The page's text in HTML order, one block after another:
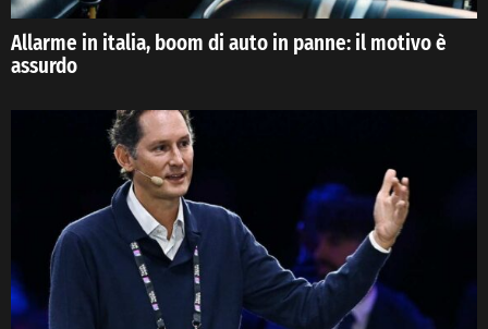
Allarme in italia, boom di auto in panne: il motivo è
assurdo